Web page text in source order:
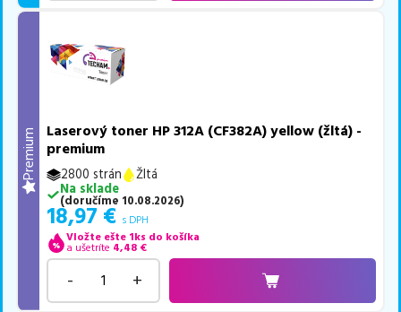
Premium
Laserový toner HP 312A (CF382A) yellow (žltá) -
premium
2800 strán
Žltá
Na sklade
(doručíme 10.08.2026)
18,97 € s DPH
Vložte ešte 1ks do košíka
a ušetríte 4,48 €
- +